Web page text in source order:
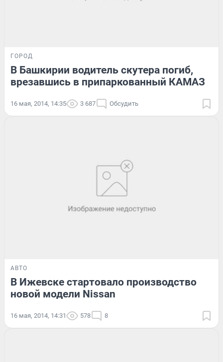
ГОРОД
В Башкирии водитель скутера погиб,
врезавшись в припаркованный КАМАЗ
16 мая, 2014, 14:35 3 687 Обсудить
АВТО
В Ижевске стартовало производство
новой модели Nissan
16 мая, 2014, 14:31 578 8